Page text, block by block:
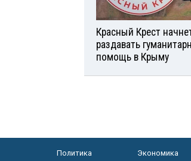
Красный Крест
раздавать
помощь в Крыму
Политика
Экономика